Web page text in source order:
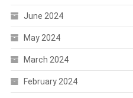
June 2024
May 2024
March 2024
February 2024